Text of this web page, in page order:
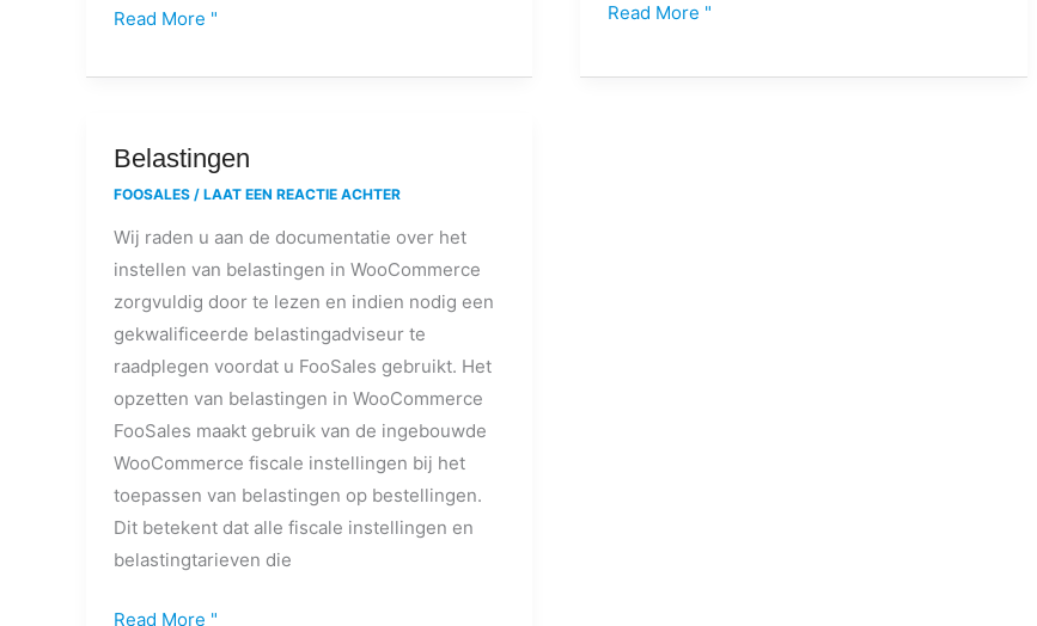
Read More " Read More "
Belastingen
FOOSALES / LAAT EEN REACTIE ACHTER
Wij raden u aan de documentatie over het
instellen van belastingen in WooCommerce
zorgvuldig door te lezen en indien nodig een
gekwalificeerde belastingadviseur te
raadplegen voordat u FooSales gebruikt. Het
opzetten van belastingen in WooCommerce
FooSales maakt gebruik van de ingebouwde
WooCommerce fiscale instellingen bij het
toepassen van belastingen op bestellingen.
Dit betekent dat alle fiscale instellingen en
belastingtarieven die
Belastingen
Read More "